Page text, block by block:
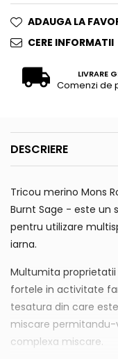
ADAUGA LA
CERE INFORMATII
LIVRARE
Comenzi de
DESCRIERE
Tricou merino Mons
Burnt Sage - este un
pentru utilizare
iarna.
Multumita
fortele in activitate
tesatura din care
miscare
complexa miscare.